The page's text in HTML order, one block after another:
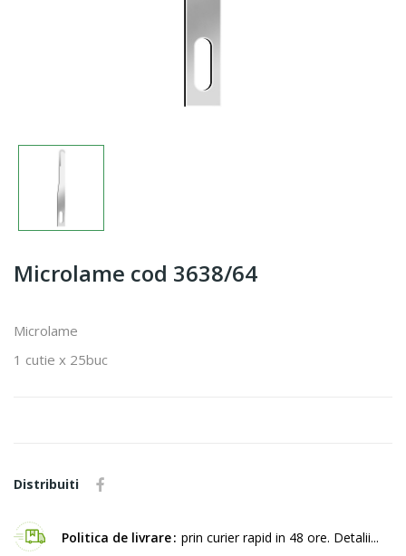
Microlame cod 3638/64
Microlame
1 cutie x 25buc
Distribuiti
Politica de livrare prin curier rapid in 48 ore. Detalii...